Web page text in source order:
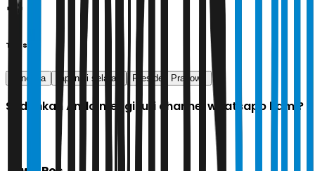
Tags
bencana tapanuli selatan Presiden Prabowo
Sudahkah Anda mengikuti channel whatsapp kami?